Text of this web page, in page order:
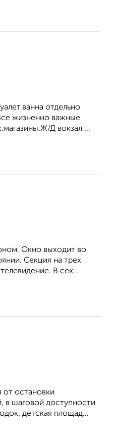
отдельно
жизненно важные
Д вокзал ...
Окно выходит во
Секция на трех
В сек...
от остановки
в шаговой доступности
детская площад...